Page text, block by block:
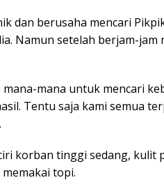
dan berusaha mencari
Namun setelah berjam-
mana untuk mencari
Tentu saja kami semua
korban tinggi sedang, kulit
topi.